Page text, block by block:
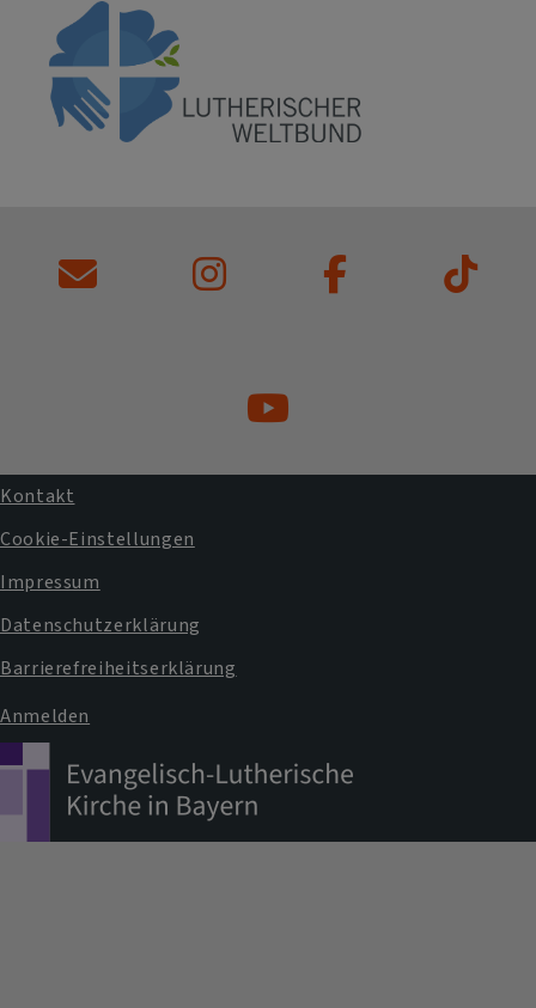
Fußbereichsmenü
Kontakt
Cookie-Einstellungen
Impressum
Datenschutzerklärung
Barrierefreiheitserklärung
Benutzermenü
Anmelden